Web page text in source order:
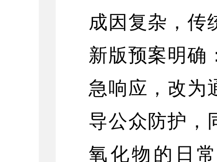
成因复杂，传
新版预案明确
急响应，改为
导公众防护，
氧化物的日